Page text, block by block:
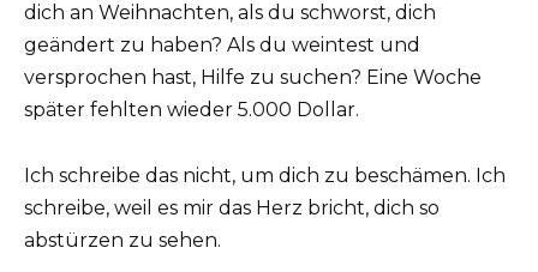
dich an Weihnachten, als du schworst, dich
geändert zu haben? Als du weintest und
versprochen hast, Hilfe zu suchen? Eine Woche
später fehlten wieder 5.000 Dollar.
Ich schreibe das nicht, um dich zu beschämen. Ich
schreibe, weil es mir das Herz bricht, dich so
abstürzen zu sehen.